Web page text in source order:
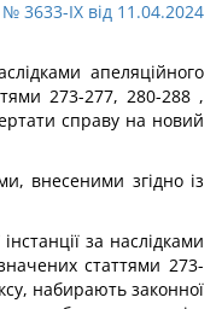
№ 3633-IX від 11.04.2024
апеляційного
273-277, 280-288 ,
справу на новий
внесеними згідно із
за наслідками
статтями 273-
набирають законної